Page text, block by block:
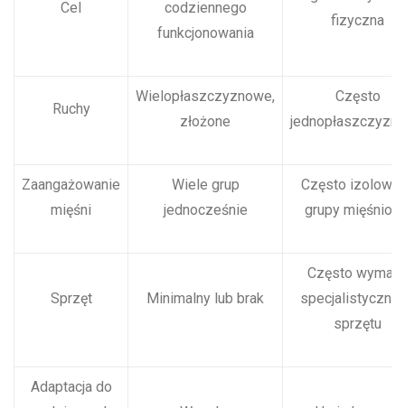
Cel
codziennego
funkcjonowania
fizyczna
Ruchy
Wielopłaszczyznowe,
złożone
Często
Zaangażowanie
mięśni
Wiele grup
jednocześnie
Często
grupy
Sprzęt Minimalny lub brak
Często
sprzętu
Adaptacja do